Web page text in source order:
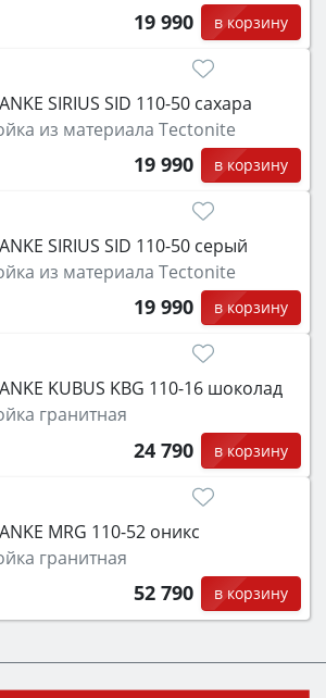
19 990 в корзину
SIRIUS SID 110-50 сахара
из материала Tectonite
19 990 в корзину
SIRIUS SID 110-50 серый
из материала Tectonite
19 990 в корзину
KUBUS KBG 110-16 шоколад
гранитная
24 790 в корзину
MRG 110-52 оникс
гранитная
52 790 в корзину